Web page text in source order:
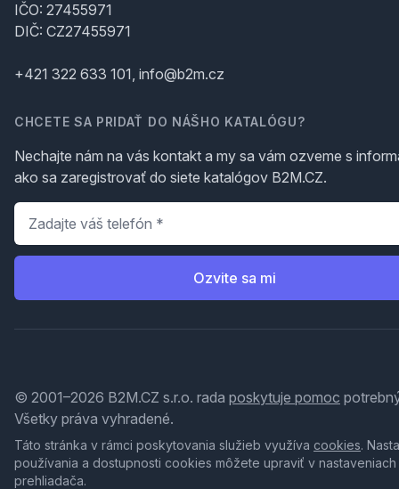
IČO: 27455971
DIČ: CZ27455971
+421 322 633 101, info@b2m.cz
CHCETE SA PRIDAŤ DO NÁŠHO KATALÓGU?
Nechajte nám na vás kontakt a my sa vám ozveme s
ako sa zaregistrovať do siete katalógov B2M.CZ.
Telefón
Ozvite sa mi
© 2001–2026 B2M.CZ s.r.o. rada poskytuje pomoc
Všetky práva vyhradené.
Táto stránka v rámci poskytovania služieb využíva cookies.
používania a dostupnosti cookies môžete upraviť v nastaveniach
prehliadača.